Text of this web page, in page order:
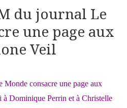
du journal Le
une page aux
Veil
consacre une page aux
à Dominique Perrin et à Christelle